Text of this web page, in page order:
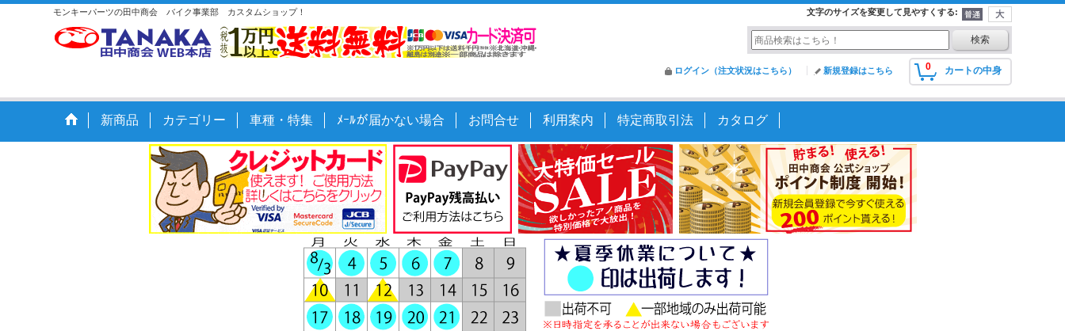
モンキーパーツの田中商会 バイク事業部 カスタムショップ！ 文字のサイズを変更して見やすくする:
0 カートの中身
ログイン（注文状況はこちら） 新規登録はこちら
新商品 カテゴリー 車種・特集 ﾒｰﾙが届かない場合 お問合せ 利用案内 特定商取引法 カタログ